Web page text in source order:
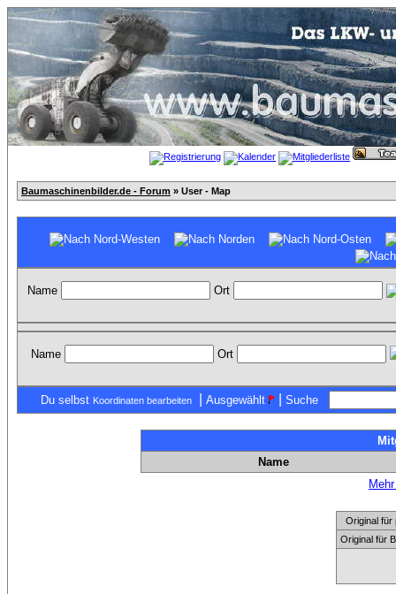
Baumaschinenbilder.de - Forum » User - Map
Name Ort
Name Ort
Du selbst Koordinaten bearbeiten Ausgewählt | Suche
Name
Original für
Original für